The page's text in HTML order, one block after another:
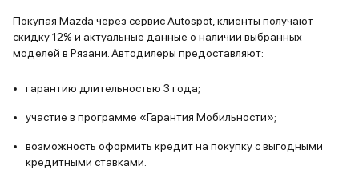
Покупая Mazda через сервис Autospot, клиенты получают
скидку 12% и актуальные данные о наличии выбранных
моделей в Рязани. Автодилеры предоставляют:
гарантию длительностью 3 года;
участие в программе «Гарантия Мобильности»;
возможность оформить кредит на покупку с выгодными
кредитными ставками.